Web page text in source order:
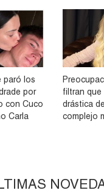
paró los
por
con Cuco
Carla
filtran
drástica
complejo